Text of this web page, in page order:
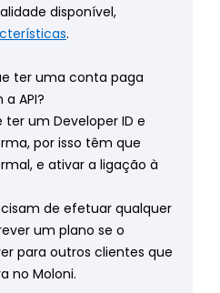
disponível,
.
ter uma conta paga
API?
ter um Developer ID e
por isso têm que
e ativar a ligação à
de efetuar qualquer
um plano se o
para outros clientes que
no Moloni.